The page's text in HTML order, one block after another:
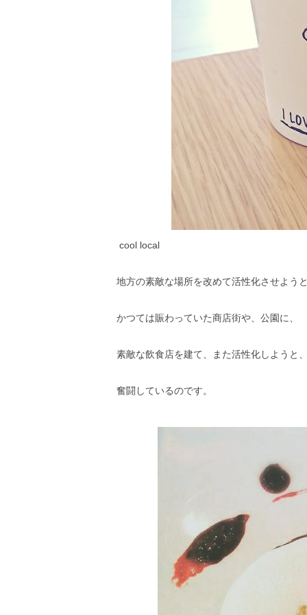
cool local
地方の素敵な場所を改めて活性化させよう
かつては賑わっていた商店街や、公園に、
素敵な飲食店を建て、また活性化しようと
奮闘しているのです。